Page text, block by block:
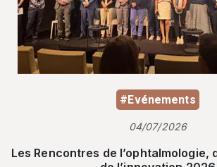
#Evénements
04/07/2026
Les Rencontres de l’ophtalmologie,